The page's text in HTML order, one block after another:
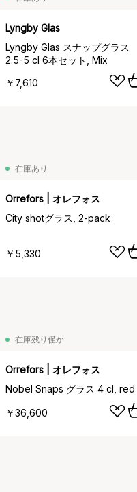
Lyngby Glas
Lyngby Glas スナップグラス
2.5-5 cl 6本セット, Mix
￥7,610
在庫あり
Orrefors | オレフォス
City shotグラス, 2-pack
￥5,330
在庫残り僅か
Orrefors | オレフォス
Nobel Snaps グラス 4 cl, red
￥36,600